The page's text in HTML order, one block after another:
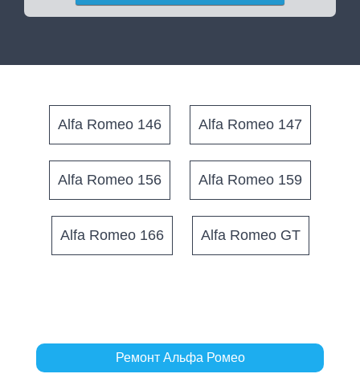
Alfa Romeo 146 Alfa Romeo 147
Alfa Romeo 156 Alfa Romeo 159
Alfa Romeo 166 Alfa Romeo GT
Ремонт Альфа Ромео